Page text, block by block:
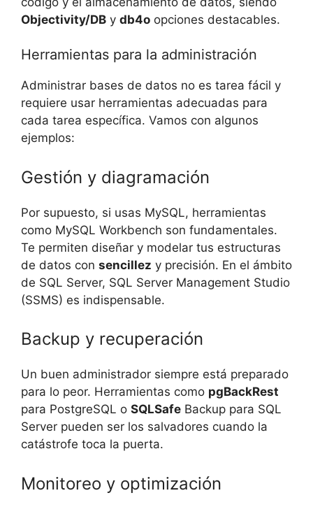
Objectivity/DB y db4o opciones destacables.
Herramientas para la administración
Administrar bases de datos no es tarea fácil y
requiere usar herramientas adecuadas para
cada tarea específica. Vamos con algunos
ejemplos:
Gestión y diagramación
Por supuesto, si usas MySQL, herramientas
como MySQL Workbench son fundamentales.
Te permiten diseñar y modelar tus estructuras
de datos con sencillez y precisión. En el ámbito
de SQL Server, SQL Server Management Studio
(SSMS) es indispensable.
Backup y recuperación
Un buen administrador siempre está preparado
para lo peor. Herramientas como pgBackRest
para PostgreSQL o SQLSafe Backup para SQL
Server pueden ser los salvadores cuando la
catástrofe toca la puerta.
Monitoreo y optimización